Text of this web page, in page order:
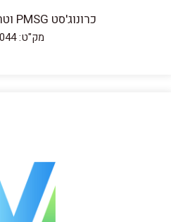
כרונוג'סט PMSG וטרינרי 6000 I.U
מק"ט: 123044